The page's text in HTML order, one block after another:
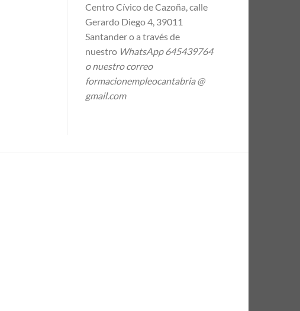
Centro Cívico de Cazoña, calle
Gerardo Diego 4, 39011
Santander o a través de
nuestro WhatsApp 645439764
o nuestro correo
formacionempleocantabria @
gmail.com